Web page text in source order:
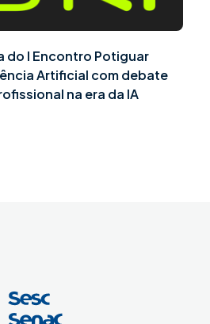
do I Encontro Potiguar
Artificial com debate
na era da IA